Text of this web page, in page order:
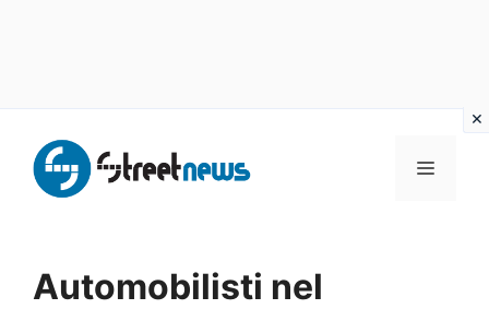
contenuto
MENU
Automobilisti nel